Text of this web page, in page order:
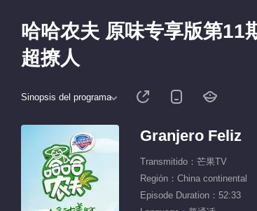
哈哈农夫 原味专享版第11
超撩人
Sinopsis del programa
Granjero Feliz
Transmitido：芒果TV
Región：China continental
Episode Duration：52:33